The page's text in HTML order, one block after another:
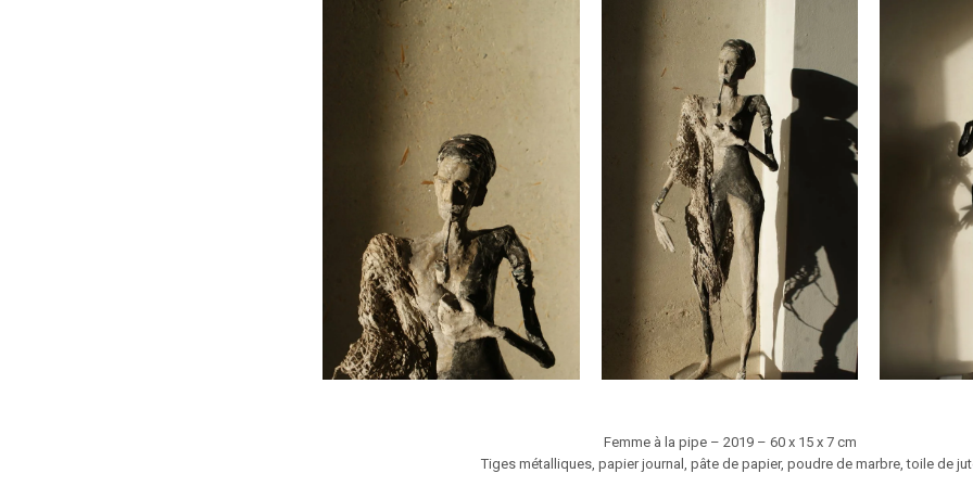
Femme à la pipe – 2019 – 60 x 15 x 7 cm
Tiges métalliques, papier journal, pâte de papier, poudre de marbre, toile de